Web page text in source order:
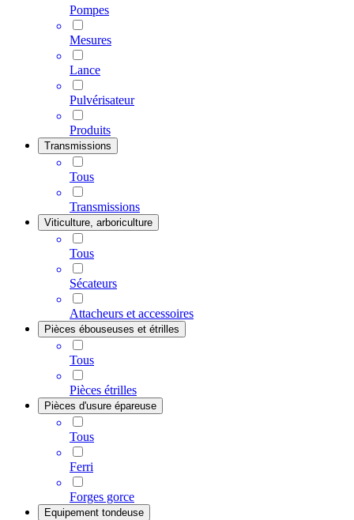
Pompes
Mesures
Lance
Pulvérisateur
Produits
Transmissions
Tous
Transmissions
Viticulture, arboriculture
Tous
Sécateurs
Attacheurs et accessoires
Pièces ébouseuses et étrilles
Tous
Pièces étrilles
Pièces d'usure épareuse
Tous
Ferri
Forges gorce
Equipement tondeuse